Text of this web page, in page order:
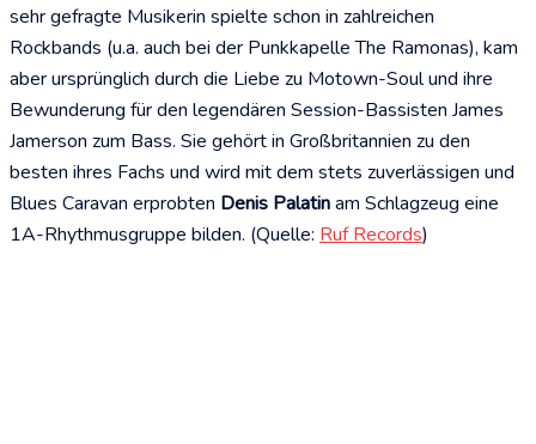
sehr gefragte Musikerin spielte schon in zahlreichen
Rockbands (u.a. auch bei der Punkkapelle The Ramonas), kam
aber ursprünglich durch die Liebe zu Motown-Soul und ihre
Bewunderung für den legendären Session-Bassisten James
Jamerson zum Bass. Sie gehört in Großbritannien zu den
besten ihres Fachs und wird mit dem stets zuverlässigen und
Blues Caravan erprobten Denis Palatinam Schlagzeug eine
1A-Rhythmusgruppe bilden. (Quelle: Ruf Records)